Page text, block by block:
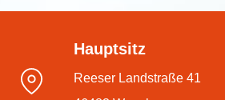
durchstarten – mit
#dmsPRO
Hauptsitz
Reeser Landstraße 41